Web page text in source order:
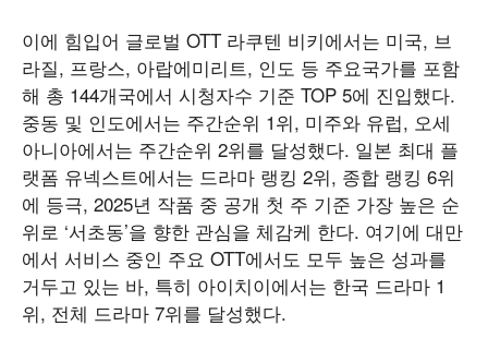
이에 힘입어 글로벌 OTT 라쿠텐 비키에서는 미국, 브
라질, 프랑스, 아랍에미리트, 인도 등 주요국가를 포함
해 총 144개국에서 시청자수 기준 TOP 5에 진입했다.
중동 및 인도에서는 주간순위 1위, 미주와 유럽, 오세
아니아에서는 주간순위 2위를 달성했다. 일본 최대 플
랫폼 유넥스트에서는 드라마 랭킹 2위, 종합 랭킹 6위
에 등극, 2025년 작품 중 공개 첫 주 기준 가장 높은 순
위로 ‘서초동’을 향한 관심을 체감케 한다. 여기에 대만
에서 서비스 중인 주요 OTT에서도 모두 높은 성과를
거두고 있는 바, 특히 아이치이에서는 한국 드라마 1
위, 전체 드라마 7위를 달성했다.